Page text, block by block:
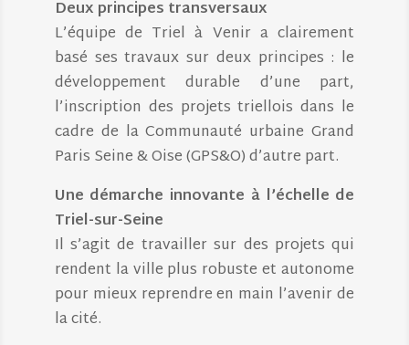
Deux principes transversaux
L’équipe de Triel à Venir a clairement
basé ses travaux sur deux principes : le
développement durable d’une part,
l’inscription des projets triellois dans le
cadre de la Communauté urbaine Grand
Paris Seine & Oise (GPS&O) d’autre part.
Une démarche innovante à l’échelle de
Triel-sur-Seine
Il s’agit de travailler sur des projets qui
rendent la ville plus robuste et autonome
pour mieux reprendre en main l’avenir de
la cité.